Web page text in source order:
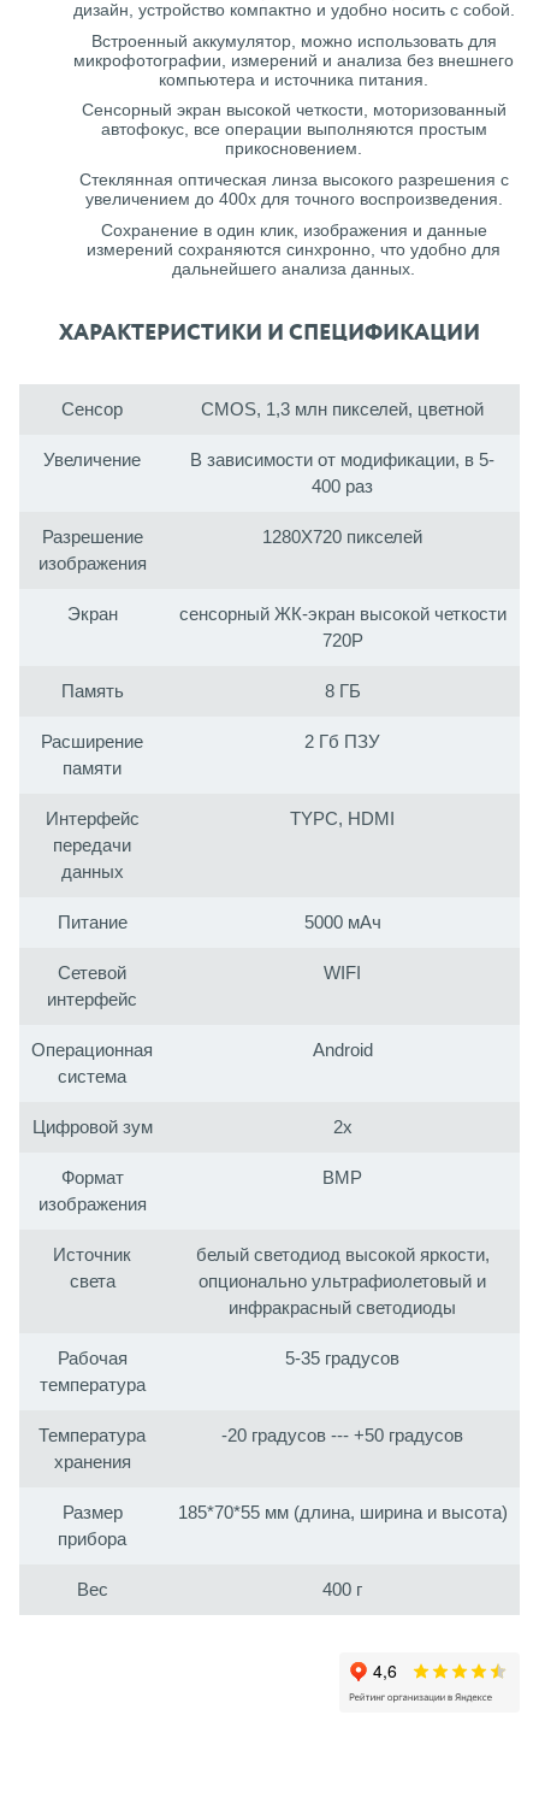
дизайн, устройство компактно и удобно носить с собой.
Встроенный аккумулятор, можно использовать для
микрофотографии, измерений и анализа без внешнего
компьютера и источника питания.
Сенсорный экран высокой четкости, моторизованный
автофокус, все операции выполняются простым
прикосновением.
Стеклянная оптическая линза высокого разрешения с
увеличением до 400x для точного воспроизведения.
Сохранение в один клик, изображения и данные
измерений сохраняются синхронно, что удобно для
дальнейшего анализа данных.
ХАРАКТЕРИСТИКИ И СПЕЦИФИКАЦИИ
Сенсор CMOS, 1,3 млн пикселей, цветной
Увеличение
В зависимости от модификации, в 5-
400 раз
Разрешение
изображения
1280X720 пикселей
Экран
сенсорный ЖК-экран высокой четкости
720P
Память 8 ГБ
Расширение
памяти
2 Гб ПЗУ
Интерфейс
передачи
данных
TYPC, HDMI
Питание 5000 мАч
Сетевой
интерфейс
WIFI
Операционная
система
Android
Цифровой зум 2x
Формат
изображения
BMP
Источник
света
белый светодиод высокой яркости,
опционально ультрафиолетовый и
инфракрасный светодиоды
Рабочая
температура
5-35 градусов
Температура
хранения
-20 градусов --- +50 градусов
Размер
прибора
185*70*55 мм (длина, ширина и высота)
Вес 400 г